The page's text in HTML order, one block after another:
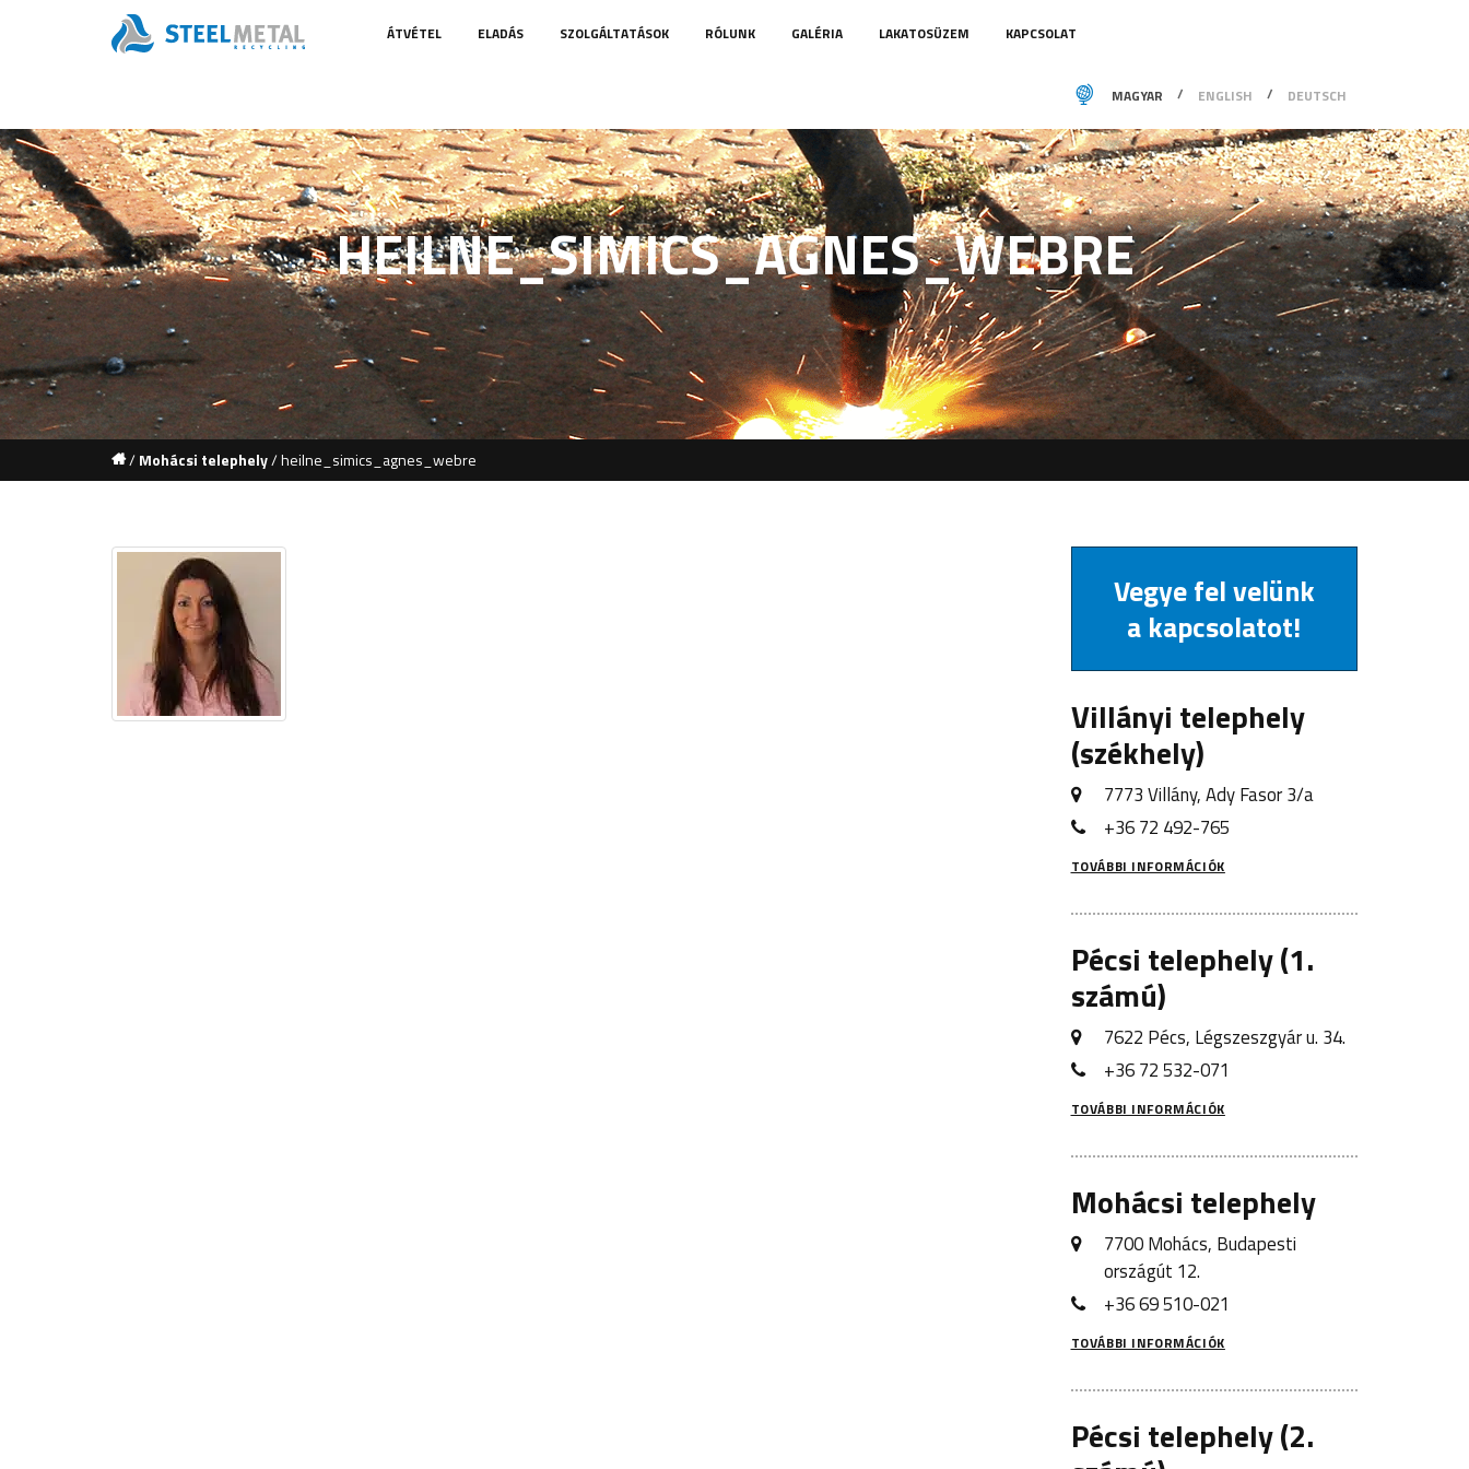
ÁTVÉTEL ELADÁS SZOLGÁLTATÁSOK RÓLUNK GALÉRIA LAKATOSÜZEM KAPCSOLAT
MAGYAR ENGLISH DEUTSCH
HEILNE_SIMICS_AGNES_WEBRE
1/Mohácsi telephely/heilne_simics_agnes_webre
Vegye fel velünk
a kapcsolatot!
Villányi telephely
(székhely)
7773 Villány, Ady Fasor 3/a
+36 72 492-765
TOVÁBBI INFORMÁCIÓK
Pécsi telephely (1.
számú)
7622 Pécs, Légszeszgyár u. 34.
+36 72 532-071
TOVÁBBI INFORMÁCIÓK
Mohácsi telephely
7700 Mohács, Budapesti
országút 12.
+36 69 510-021
TOVÁBBI INFORMÁCIÓK
Pécsi telephely (2.